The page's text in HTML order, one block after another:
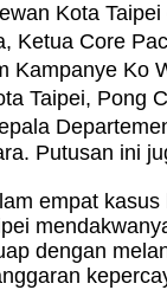
Kota
Ketua Core
Kampanye Ko
Taipei, Pong
Putusan ini
empat
dengan